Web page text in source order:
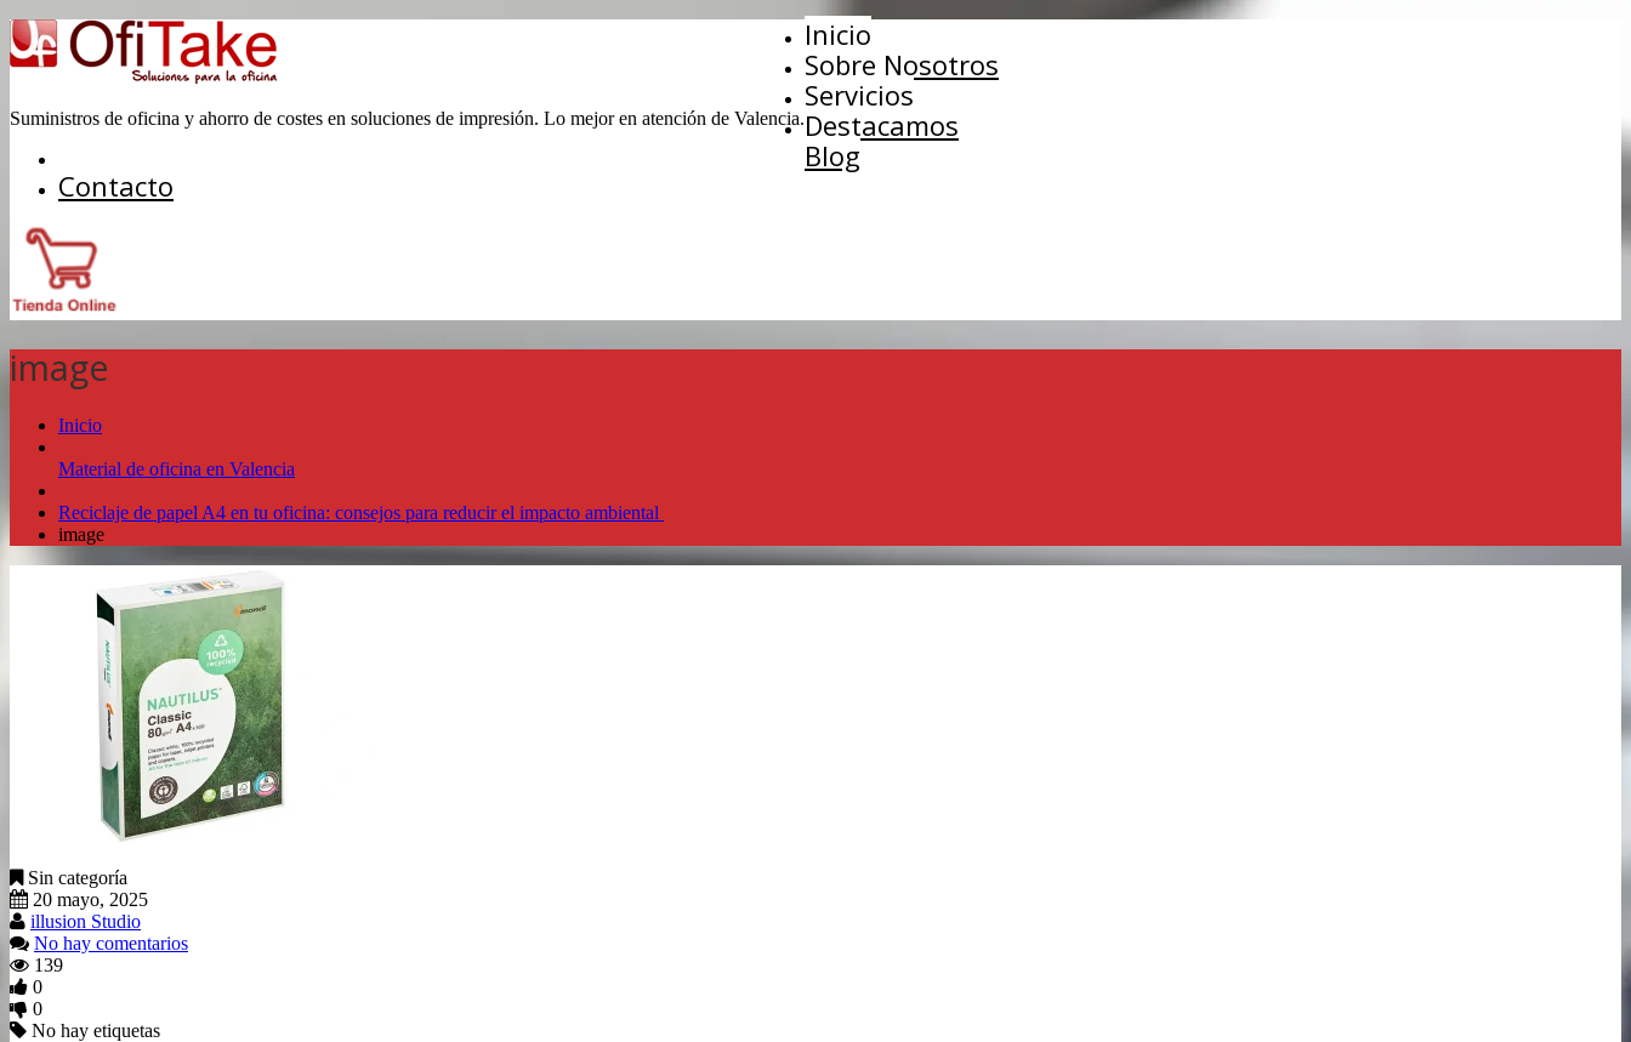
Suministros de oficina y ahorro de costes en soluciones de impresión. Lo mejor en atención de Valencia.
Inicio
Sobre Nosotros
Servicios
Destacamos
Blog
Contacto
image
Inicio
Material de oficina en Valencia
Reciclaje de papel A4 en tu oficina: consejos para reducir el impacto ambiental
image
Sin categoría
20 mayo, 2025
illusion Studio
No hay comentarios
139
0
0
No hay etiquetas